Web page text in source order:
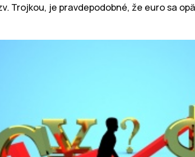
Trojkou, je pravdepodobné, že euro sa